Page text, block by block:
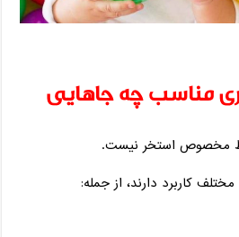
مناسب چه جاهایی
مخصوص استخر نیست.
کاربرد دارند، از جمله: